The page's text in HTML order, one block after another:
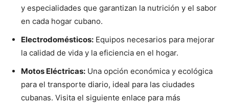
y especialidades que garantizan la nutrición y el sabor
en cada hogar cubano.
Electrodomésticos: Equipos necesarios para mejorar
la calidad de vida y la eficiencia en el hogar.
Motos Eléctricas: Una opción económica y ecológica
para el transporte diario, ideal para las ciudades
cubanas. Visita el siguiente enlace para más